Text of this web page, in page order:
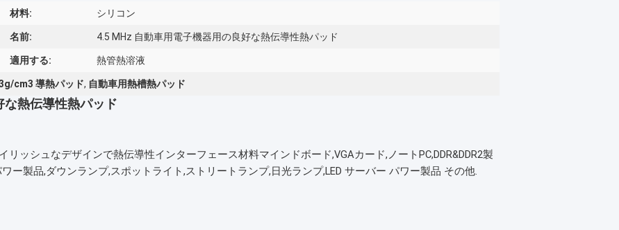
材料: シリコン
名前: 4.5 MHz 自動車用電子機器用の良好な熱伝導性熱パッド
適用する: 熱管熱溶液
cm3 導熱パッド, 自動車用熱槽熱パッド
熱伝導性熱パッド
リッシュなデザインで熱伝導性インターフェース材料マインドボード,VGAカード,ノートPC,DDR&DDR2製
ワー製品,ダウンランプ,スポットライト,ストリートランプ,日光ランプ,LED サーバー パワー製品 その他.